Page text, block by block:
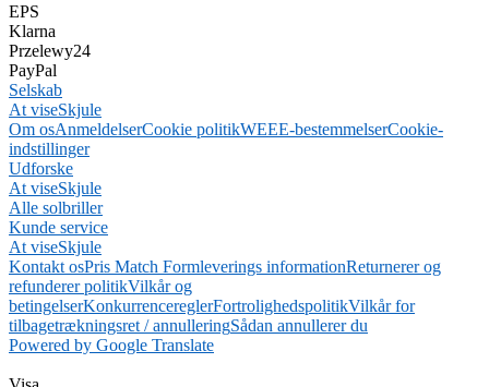
EPS
Klarna
Przelewy24
PayPal
Selskab
At viseSkjule
Om osAnmeldelserCookie politikWEEE-bestemmelserCookie-
indstillinger
Udforske
At viseSkjule
Alle solbriller
Kunde service
At viseSkjule
Kontakt osPris Match Formleverings informationReturnerer og
refunderer politikVilkår og
betingelserKonkurrencereglerFortrolighedspolitikVilkår for
tilbagetrækningsret / annulleringSådan annullerer du
Powered by Google Translate